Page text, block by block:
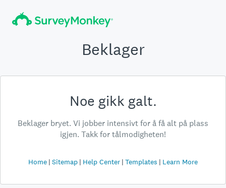
Beklager
Noe gikk galt.
Beklager bryet. Vi jobber intensivt for å få alt på plass
igjen. Takk for tålmodigheten!
Home Sitemap Help Center Templates Learn More